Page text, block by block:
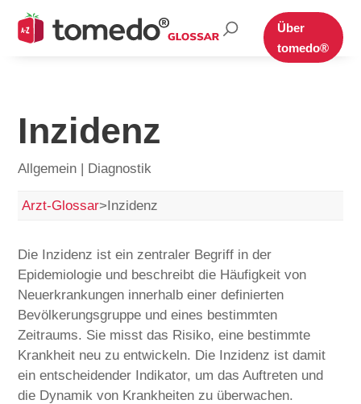
Suche
nach:
Über
tomedo®
Inzidenz
Allgemein | Diagnostik
Arzt-Glossar>Inzidenz
Die Inzidenz ist ein zentraler Begriff in der
Epidemiologie und beschreibt die Häufigkeit von
Neuerkrankungen innerhalb einer definierten
Bevölkerungsgruppe und eines bestimmten
Zeitraums. Sie misst das Risiko, eine bestimmte
Krankheit neu zu entwickeln. Die Inzidenz ist damit
ein entscheidender Indikator, um das Auftreten und
die Dynamik von Krankheiten zu überwachen.